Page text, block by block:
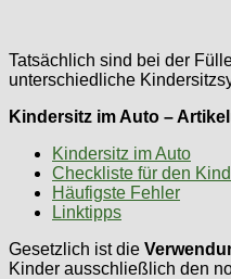
Tatsächlich sind bei der
unterschiedliche
Kindersitz im Auto –
Kindersitz im Auto
Checkliste für den
Häufigste Fehler
Linktipps
Gesetzlich ist die
Kinder ausschließlich den